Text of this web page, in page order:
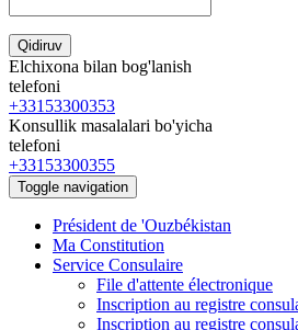
Qidiruv
Elchixona bilan bog'lanish
telefoni
+33153300353
Konsullik masalalari bo'yicha
telefoni
+33153300355
Toggle navigation
Président de 'Ouzbékistan
Ma Constitution
Service Consulaire
File d'attente électronique
Inscription au registre
Inscription au registre